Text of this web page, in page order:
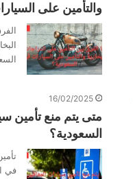
والتأمين على
16/02/2025
متى يتم منع تأمين
السعودية؟
في